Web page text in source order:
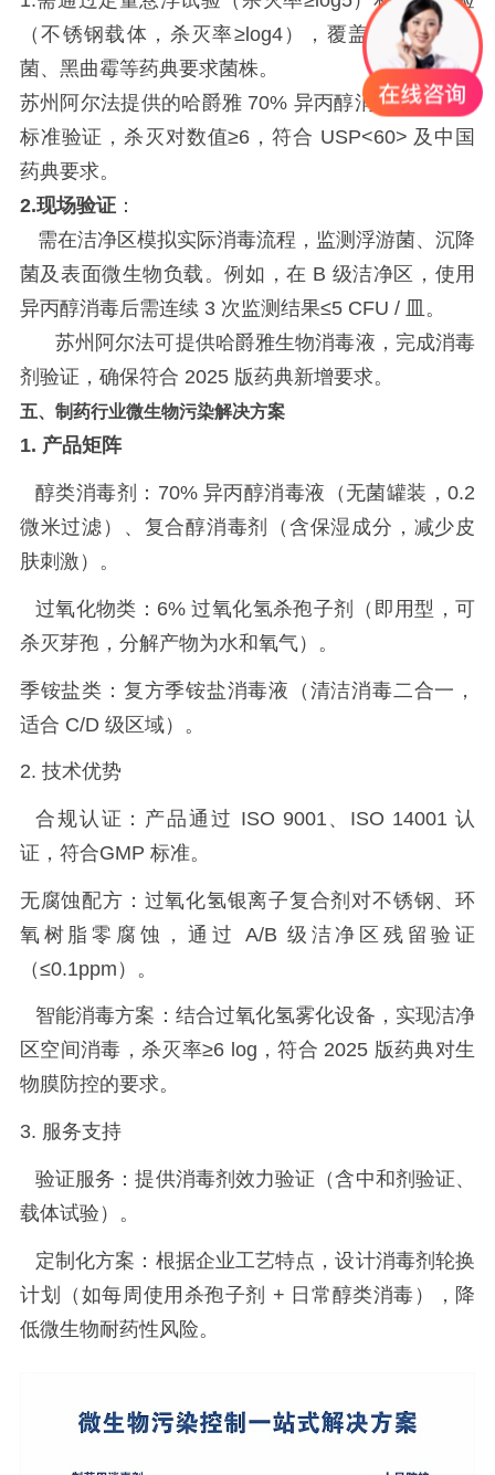
（不锈钢载体，杀灭率≥log4），覆盖枯草芽孢杆
菌、黑曲霉等药典要求菌株。
苏州阿尔法提供的哈爵雅 70% 异丙醇消毒液已通过
标准验证，杀灭对数值≥6，符合 USP<60> 及中国
药典要求。
2.现场验证：
需在洁净区模拟实际消毒流程，监测浮游菌、沉降
菌及表面微生物负载。例如，在 B 级洁净区，使用
异丙醇消毒后需连续 3 次监测结果≤5 CFU / 皿。
苏州阿尔法可提供哈爵雅生物消毒液 ，完成消毒
剂验证，确保符合 2025 版药典新增要求。
五、制药行业微生物污染解决方案
1. 产品矩阵
醇类消毒剂： 70% 异丙醇消毒液（无菌罐装，0.2
微米过滤）、复合醇消毒剂（含保湿成分，减少皮
肤刺激）。
过氧化物类： 6%过氧化氢杀孢子剂（即用型，可
杀灭芽孢，分解产物为水和氧气）。
季铵盐类：复方季铵盐消毒液（清洁消毒二合一，
适合 C/D 级区域）。
2. 技术优势
合规认证：产品通过 ISO 9001 、 ISO 14001认
证，符合GMP 标准。
无腐蚀配方：过氧化氢银离子复合剂对不锈钢、环
氧树脂零腐蚀，通过
A/B 级洁净区残留验证
（≤0.1ppm ）。
智能消毒方案：结合过氧化氢雾化设备，实现洁净
区空间消毒，杀灭率≥6 log ，符合 2025 版药典对生
物膜防控的要求。
3. 服务支持
验证服务：提供消毒剂效力验证（含中和剂验证、
载体试验）
。
定制化方案：根据企业工艺特点，设计消毒剂轮换
计划（如每周使用杀孢子剂 + 日常醇类消毒），降
低微生物耐药性风险。